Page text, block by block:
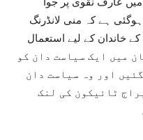
عارف نقوی پر جوا
ہے کہ منی لانڈرنگ
نقوی کے خاندان کے لیے استعمال
پاکستان میں ایک سیاست دان کو
اور وہ سیاست دان
ٹائیکون کی لنک